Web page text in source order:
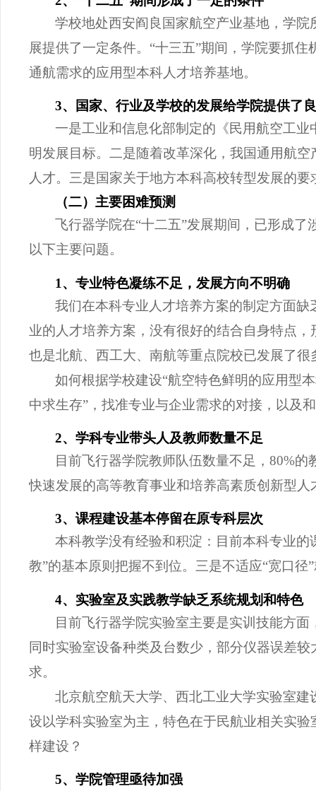
学校地处西安阎良国家航空产业基地，学
展提供了一定条件。“十三五”期间，学院要抓
通航需求的应用型本科人才培养基地。
3、国家、行业及学校的发展给学院提供了
一是工业和信息化部制定的《民用航空工业
明发展目标。二是随着改革深化，我国通用航
人才。三是国家关于地方本科高校转型发展的
（二）主要困难预测
飞行器学院在“十二五”发展期间，已形成
以下主要问题。
1、专业特色凝练不足，发展方向不明确
我们在本科专业人才培养方案的制定方面
业的人才培养方案，没有很好的结合自身特点
也是北航、西工大、南航等重点院校已发展了很
如何根据学校建设“航空特色鲜明的应用型
中求生存”，找准专业与企业需求的对接，以及
2、学科专业带头人及教师数量不足
目前飞行器学院教师队伍数量不足， 80%的
快速发展的高等教育事业和培养高素质创新型
3、课程建设基本停留在原专科层次
本科教学没有经验和积淀：目前本科专业
教”的基本原则把握不到位。三是不适应“宽口径
4、实验室及实践教学缺乏系统规划和特色
目前飞行器学院实验室主要是实训技能方
同时实验室设备种类及台数少，部分仪器误差
求。
北京航空航天大学、西北工业大学实验室
设以学科实验室为主，特色在于民航业相关实
样建设？
5、学院管理亟待加强